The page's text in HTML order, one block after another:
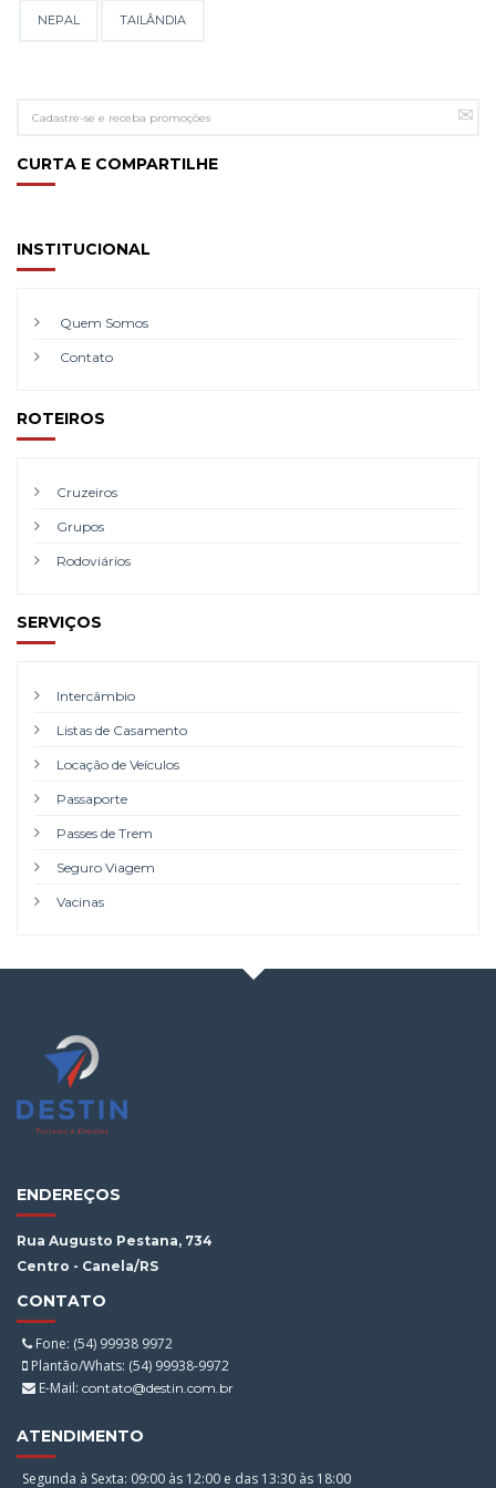
NEPAL TAILÂNDIA
CURTA E COMPARTILHE
INSTITUCIONAL
Quem Somos
Contato
ROTEIROS
Cruzeiros
Grupos
Rodoviários
SERVIÇOS
Intercâmbio
Listas de Casamento
Locação de Veículos
Passaporte
Passes de Trem
Seguro Viagem
Vacinas
ENDEREÇOS
Rua Augusto Pestana, 734
Centro - Canela/RS
CONTATO
Fone: (54) 99938 9972
Plantão/Whats: (54) 99938-9972
E-Mail: contato@destin.com.br
ATENDIMENTO
Segunda à Sexta: 09:00 às 12:00 e das 13:30 às 18:00